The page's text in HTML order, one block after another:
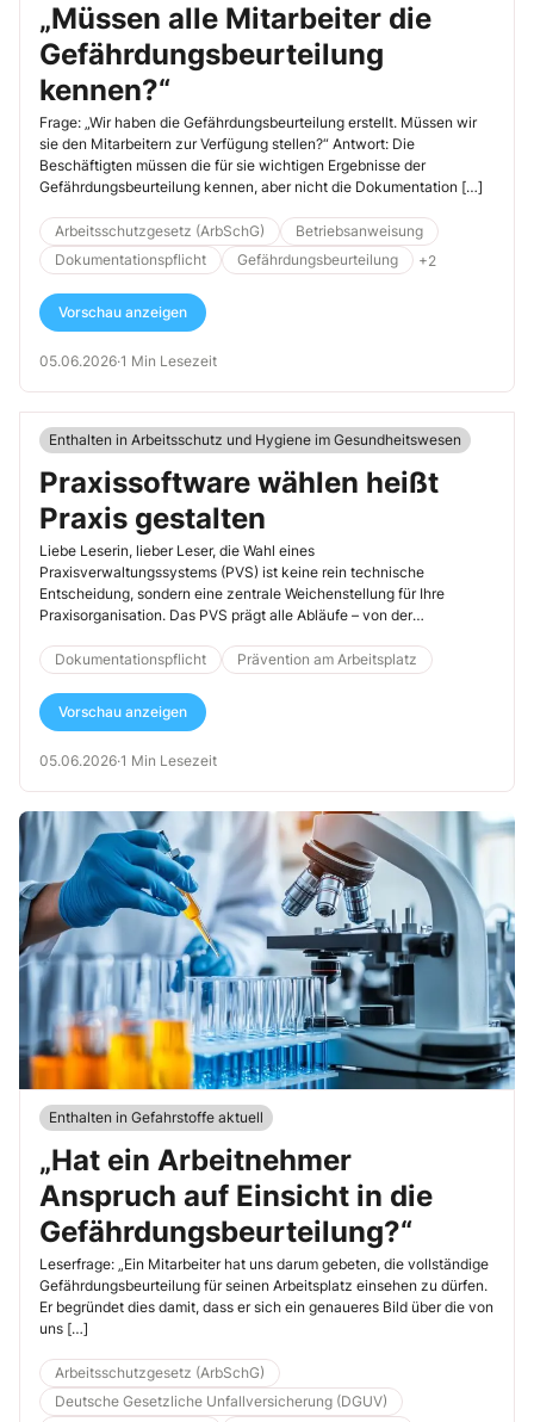
„Müssen alle Mitarbeiter die
Gefährdungsbeurteilung
kennen?“
Frage: „Wir haben die Gefährdungsbeurteilung erstellt. Müssen wir
sie den Mitarbeitern zur Verfügung stellen?“ Antwort: Die
Beschäftigten müssen die für sie wichtigen Ergebnisse der
Gefährdungsbeurteilung kennen, aber nicht die Dokumentation […]
Arbeitsschutzgesetz (ArbSchG)
Betriebsanweisung
Dokumentationspflicht
Gefährdungsbeurteilung +2
Vorschau anzeigen
05.06.2026·1 Min Lesezeit
Enthalten in Arbeitsschutz und Hygiene im Gesundheitswesen
Praxissoftware wählen heißt
Praxis gestalten
Liebe Leserin, lieber Leser, die Wahl eines
Praxisverwaltungssystems (PVS) ist keine rein technische
Entscheidung, sondern eine zentrale Weichenstellung für Ihre
Praxisorganisation. Das PVS prägt alle Abläufe – von der
Dokumentationspflicht
Prävention am Arbeitsplatz
Vorschau anzeigen
05.06.2026·1 Min Lesezeit
Enthalten in Gefahrstoffe aktuell
„Hat ein Arbeitnehmer
Anspruch auf Einsicht in die
Gefährdungsbeurteilung?“
Leserfrage: „Ein Mitarbeiter hat uns darum gebeten, die vollständige
Gefährdungsbeurteilung für seinen Arbeitsplatz einsehen zu dürfen.
Er begründet dies damit, dass er sich ein genaueres Bild über die von
uns […]
Arbeitsschutzgesetz (ArbSchG)
Deutsche Gesetzliche Unfallversicherung (DGUV)